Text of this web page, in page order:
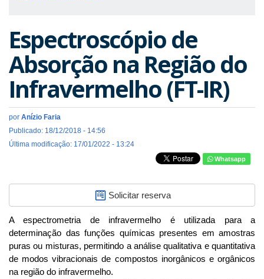
Espectroscópio de
Absorção na Região do
Infravermelho (FT-IR)
por Anízio Faria
Publicado: 18/12/2018 - 14:56
Última modificação: 17/01/2022 - 13:24
Whatsapp
Solicitar reserva
A espectrometria de infravermelho é utilizada para a
determinação das funções químicas presentes em amostras
puras ou misturas, permitindo a análise qualitativa e quantitativa
de modos vibracionais de compostos inorgânicos e orgânicos
na região do infravermelho.